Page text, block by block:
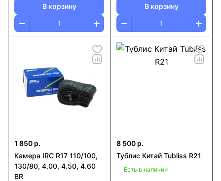
В корзину В корзину
1 850 р.
Камера IRC R17 110/100,
130/80, 4.00, 4.50, 4.60
BR
8 500 р.
Тублис Китай Tubliss R21
Есть в наличии